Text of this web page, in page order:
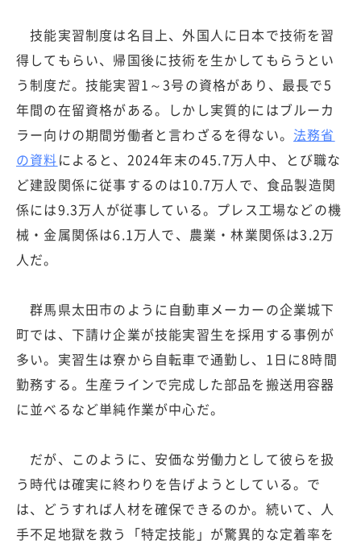
技能実習制度は名目上、外国人に日本で技術を習
得してもらい、帰国後に技術を生かしてもらうとい
う制度だ。技能実習1～3号の資格があり、最長で5
年間の在留資格がある。しかし実質的にはブルーカ
ラー向けの期間労働者と言わざるを得ない。 法務省
の資料によると、2024年末の45.7万人中、とび職な
ど建設関係に従事するのは10.7万人で、食品製造関
係には9.3万人が従事している。プレス工場などの機
械・金属関係は6.1万人で、農業・林業関係は3.2万
人だ。
群馬県太田市のように自動車メーカーの企業城下
町では、下請け企業が技能実習生を採用する事例が
多い。実習生は寮から自転車で通勤し、1日に8時間
勤務する。生産ラインで完成した部品を搬送用容器
に並べるなど単純作業が中心だ。
だが、このように、安価な労働力として彼らを扱
う時代は確実に終わりを告げようとしている。で
は、どうすれば人材を確保できるのか。続いて、人
手不足地獄を救う「特定技能」が驚異的な定着率を